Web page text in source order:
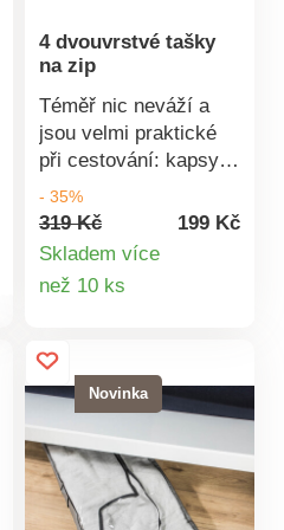
160 x 155 mm.
4 dvouvrstvé tašky
na zip
Téměř nic neváží a
jsou velmi praktické
při cestování: kapsy
na zip z prodyšné
síťoviny, do kterých
můžete uložit důležité
kabely nebo toaletní
pro přehledné uložení
doma. Sada 4 ks v
různých barvách.
Odolné. S poutkem na
přenášení. Ve 4
barvách.
- 35%
319 Kč
199 Kč
Skladem více
než 10 ks
Novinka